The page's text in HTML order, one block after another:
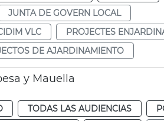
JUNTA DE GOVERN LOCAL
VLC
PROJECTES
DE AJARDINAMIENTO
y Mauella
TODAS LAS AUDIENCIAS